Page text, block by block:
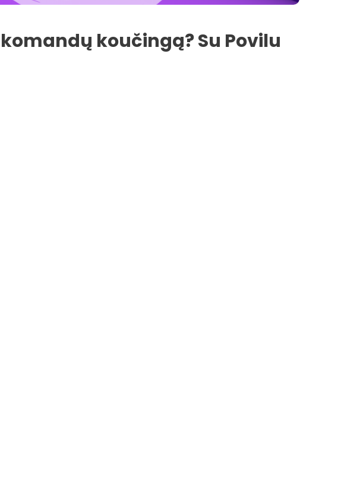
koučingą? Su Povilu